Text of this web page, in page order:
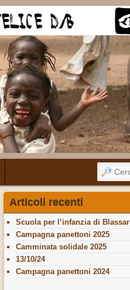
CERCA
Articoli recenti
Scuola per l’infanzia di Blassar
Campagna panettoni 2025
Camminata solidale 2025
13/10/24
Campagna panettoni 2024